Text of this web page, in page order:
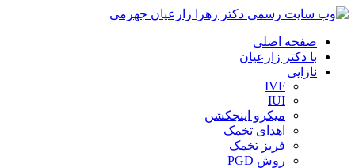
صفحه اصلی
با دکتر زارعیان
نازایی
IVF
IUI
میکرو اینجکشن
اهدای تخمک
فریز تخمک
روش PGD